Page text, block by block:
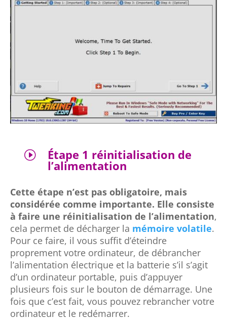
I Étape 1 réinitialisation de
l’alimentation
Cette étape n’est pas obligatoire, mais
considérée comme importante. Elle consiste
à faire une réinitialisation de l’alimentation,
cela permet de décharger la mémoire volatile.
Pour ce faire, il vous suffit d’éteindre
proprement votre ordinateur, de débrancher
l’alimentation électrique et la batterie s’il s’agit
d’un ordinateur portable, puis d’appuyer
plusieurs fois sur le bouton de démarrage. Une
fois que c’est fait, vous pouvez rebrancher votre
ordinateur et le redémarrer.